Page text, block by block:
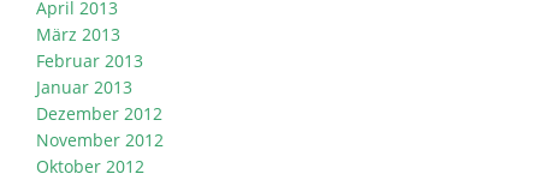
April 2013
März 2013
Februar 2013
Januar 2013
Dezember 2012
November 2012
Oktober 2012